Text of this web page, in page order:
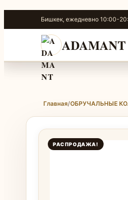
к
содержимому
Бишкек, ежедневно 10:00-
ADAMANT
Главная/ОБРУЧАЛЬНЫЕ
РАСПРОДАЖА!